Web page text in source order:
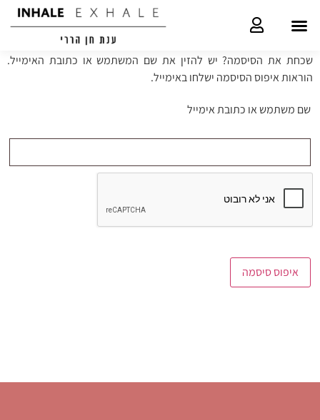
איפוס סיסמה
שכחת את הסיסמה? יש להזין את שם המשתמש או כתובת האימייל.
הוראות איפוס הסיסמה ישלחו באימייל.
שם משתמש או כתובת אימייל
איפוס סיסמה